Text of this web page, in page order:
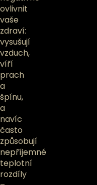
ovlivnit
vaše
zdraví:
vysušují
vzduch,
víří
prach
a
špínu,
a
navíc
často
způsobují
nepříjemné
teplotní
rozdíly